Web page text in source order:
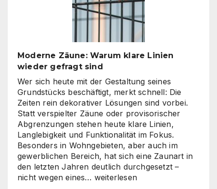
finden
Unternehmen
Weg
zu
skalierbarem
Video-
Content
Moderne Zäune: Warum klare Linien
wieder gefragt sind
Wer sich heute mit der Gestaltung seines
Grundstücks beschäftigt, merkt schnell: Die
Zeiten rein dekorativer Lösungen sind vorbei.
Statt verspielter Zäune oder provisorischer
Abgrenzungen stehen heute klare Linien,
Langlebigkeit und Funktionalität im Fokus.
Besonders in Wohngebieten, aber auch im
gewerblichen Bereich, hat sich eine Zaunart in
den letzten Jahren deutlich durchgesetzt –
nicht wegen eines… Moderne
weiterlesen